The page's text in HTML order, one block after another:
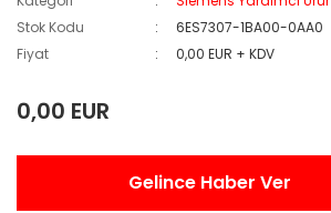
Stok Kodu
6ES7307-1BA00-0AA0
Fiyat
0,00 EUR + KDV
0,00 EUR
Gelince Haber Ver